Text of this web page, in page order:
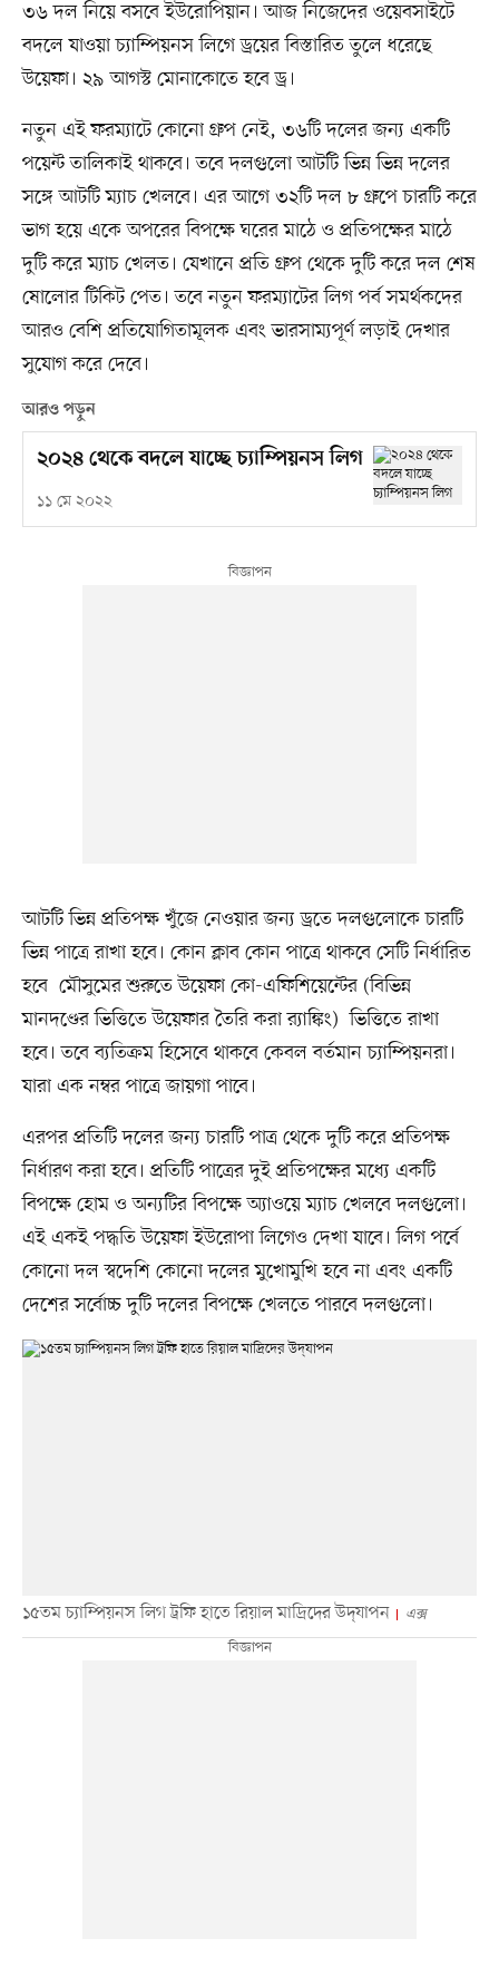
৩৬ দল নিয়ে বসবে ইউরোপিয়ান। আজ নিজেদের ওয়েবসাইটে
বদলে যাওয়া চ্যাম্পিয়নস লিগে ড্রয়ের বিস্তারিত তুলে ধরেছে
উয়েফা। ২৯ আগস্ট মোনাকোতে হবে ড্র।
নতুন এই ফরম্যাটে কোনো গ্রুপ নেই, ৩৬টি দলের জন্য একটি
পয়েন্ট তালিকাই থাকবে। তবে দলগুলো আটটি ভিন্ন ভিন্ন দলের
সঙ্গে আটটি ম্যাচ খেলবে। এর আগে ৩২টি দল ৮ গ্রুপে চারটি করে
ভাগ হয়ে একে অপরের বিপক্ষে ঘরের মাঠে ও প্রতিপক্ষের মাঠে
দুটি করে ম্যাচ খেলত। যেখানে প্রতি গ্রুপ থেকে দুটি করে দল শেষ
ষোলোর টিকিট পেত। তবে নতুন ফরম্যাটের লিগ পর্ব সমর্থকদের
আরও বেশি প্রতিযোগিতামূলক এবং ভারসাম্যপূর্ণ লড়াই দেখার
সুযোগ করে দেবে।
আরও পড়ুন
২০২৪ থেকে বদলে যাচ্ছে চ্যাম্পিয়নস লিগ
১১ মে ২০২২
আটটি ভিন্ন প্রতিপক্ষ খুঁজে নেওয়ার জন্য ড্রতে দলগুলোকে চারটি
ভিন্ন পাত্রে রাখা হবে। কোন ক্লাব কোন পাত্রে থাকবে সেটি নির্ধারিত
হবে মৌসুমের শুরুতে উয়েফা কো-এফিশিয়েন্টের (বিভিন্ন
মানদণ্ডের ভিত্তিতে উয়েফার তৈরি করা র‍্যাঙ্কিং) ভিত্তিতে রাখা
হবে। তবে ব্যতিক্রম হিসেবে থাকবে কেবল বর্তমান চ্যাম্পিয়নরা।
যারা এক নম্বর পাত্রে জায়গা পাবে।
এরপর প্রতিটি দলের জন্য চারটি পাত্র থেকে দুটি করে প্রতিপক্ষ
নির্ধারণ করা হবে। প্রতিটি পাত্রের দুই প্রতিপক্ষের মধ্যে একটি
বিপক্ষে হোম ও অন্যটির বিপক্ষে অ্যাওয়ে ম্যাচ খেলবে দলগুলো।
এই একই পদ্ধতি উয়েফা ইউরোপা লিগেও দেখা যাবে। লিগ পর্বে
কোনো দল স্বদেশি কোনো দলের মুখোমুখি হবে না এবং একটি
দেশের সর্বোচ্চ দুটি দলের বিপক্ষে খেলতে পারবে দলগুলো।
১৫তম চ্যাম্পিয়নস লিগ ট্রফি হাতে রিয়াল মাদ্রিদের উদ্‌যাপন এক্স